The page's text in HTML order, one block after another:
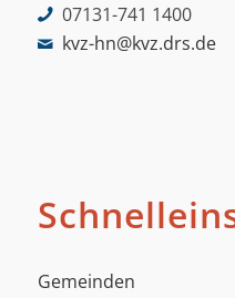
07131-741 1400
kvz-hn@kvz.drs.de
Gemeinden